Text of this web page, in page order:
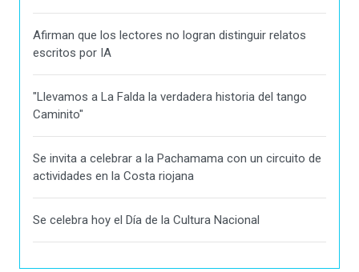
Afirman que los lectores no logran distinguir relatos
escritos por IA
"Llevamos a La Falda la verdadera historia del tango
Caminito"
Se invita a celebrar a la Pachamama con un circuito de
actividades en la Costa riojana
Se celebra hoy el Día de la Cultura Nacional